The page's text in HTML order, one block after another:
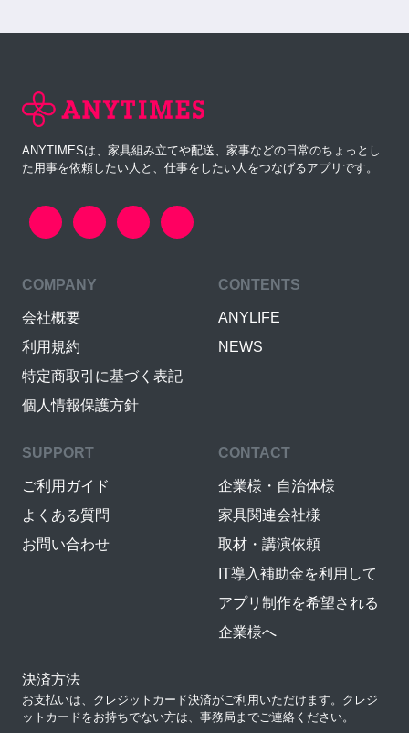
ANYTIMESは、家具組み立てや配送、家事などの日常のちょっとし
た用事を依頼したい人と、仕事をしたい人をつなげるアプリです。
COMPANY
会社概要
利用規約
特定商取引に基づく表記
個人情報保護方針
CONTENTS
ANYLIFE
NEWS
SUPPORT
ご利用ガイド
よくある質問
お問い合わせ
CONTACT
企業様・自治体様
家具関連会社様
取材・講演依頼
IT導入補助金を利用して
アプリ制作を希望される
企業様へ
決済方法
お支払いは、クレジットカード決済がご利用いただけます。クレジ
ットカードをお持ちでない方は、事務局までご連絡ください。